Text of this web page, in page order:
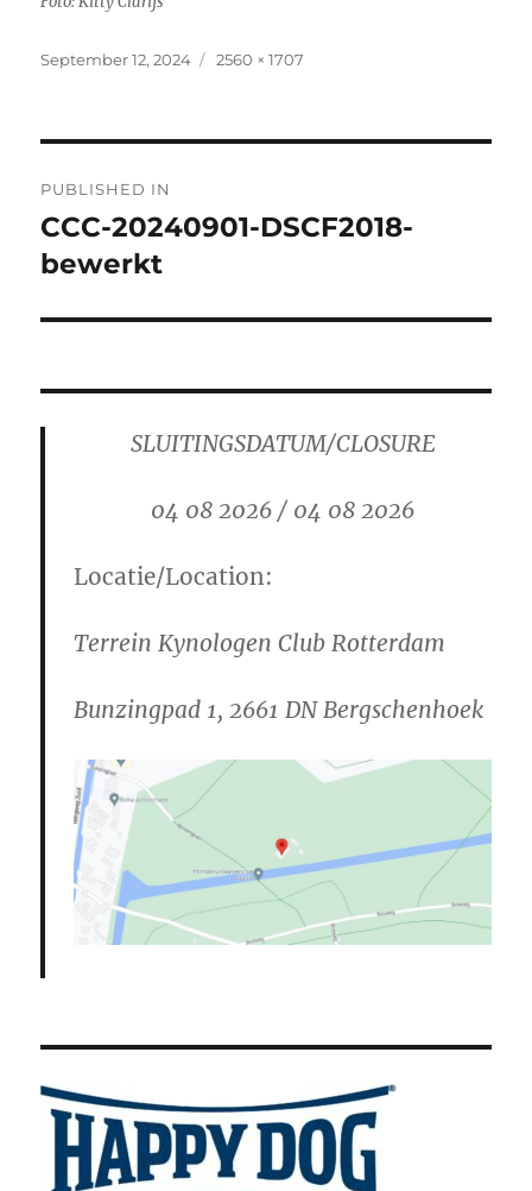
Posted
September 12, 2024
Full
2560 × 1707
navigation
PUBLISHED IN
CCC-20240901-DSCF2018-
bewerkt
SLUITINGSDATUM/CLOSURE
04 08 2026 / 04 08 2026
Locatie/Location:
Terrein Kynologen Club Rotterdam
Bunzingpad 1, 2661 DN Bergschenhoek